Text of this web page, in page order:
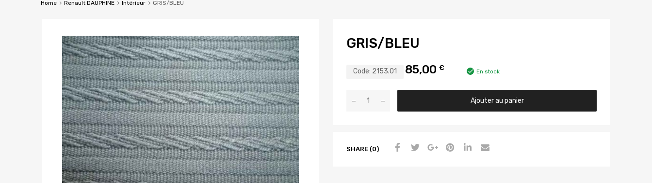
Home Renault DAUPHINE Intérieur GRIS/BLEU
GRIS/BLEU
Code: 2153.01 85,00 € En stock
Ajouter au panier
SHARE (0)